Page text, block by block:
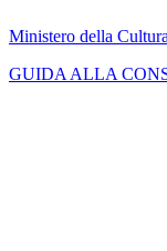
Ministero della Cultura
GUIDA ALLA